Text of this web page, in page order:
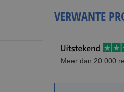
VERWANTE
Meer dan 20.000